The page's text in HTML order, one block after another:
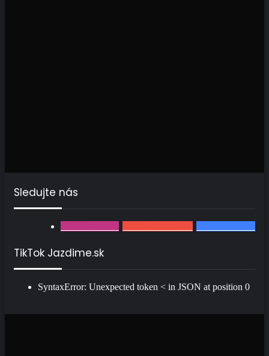
Sledujte nás
TikTok Jazdime.sk
SyntaxError: Unexpected token < in JSON at position 0